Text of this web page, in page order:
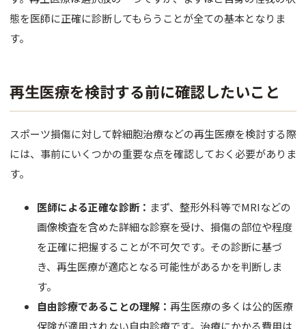
態を医師に正確に診断してもらうことが全ての基本となりま
す。
再生医療を検討する前に確認したいこと
スポーツ損傷に対して幹細胞治療などの再生医療を検討する際
には、事前にいくつかの重要な点を確認しておく必要がありま
す。
医師による正確な診断： まず、整形外科等でMRIなどの
画像検査を含めた詳細な診察を受け、損傷の部位や程度
を正確に把握することが不可欠です。その診断に基づ
き、再生医療が適応となる可能性があるかを判断しま
す。
自由診療であることの理解： 再生医療の多くは公的医療
保険が適用されない自由診療です。治療にかかる費用は